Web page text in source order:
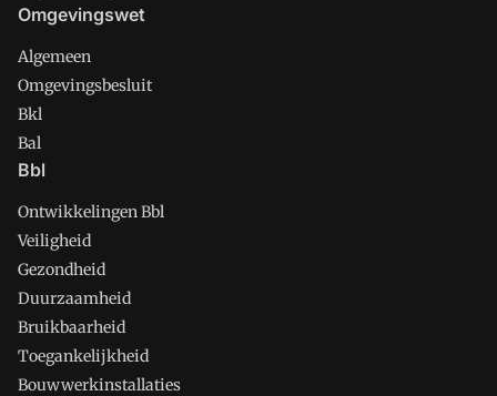
Omgevingswet
Algemeen
Omgevingsbesluit
Bkl
Bal
Bbl
Ontwikkelingen Bbl
Veiligheid
Gezondheid
Duurzaamheid
Bruikbaarheid
Toegankelijkheid
Bouwwerkinstallaties